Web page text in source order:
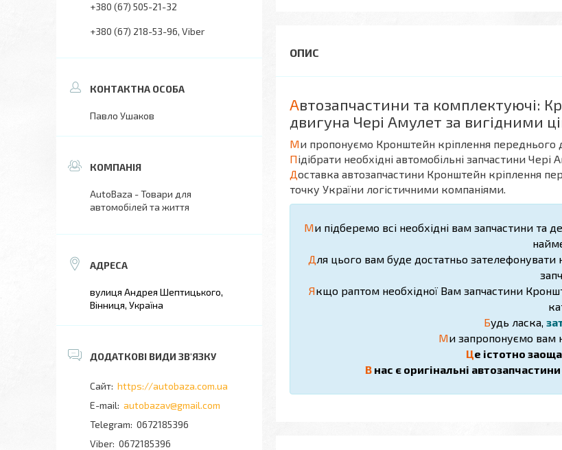
Автозапчастини та комплектуючі:
двигуна Чері Амулет за вигідними
Ми пропонуємо Кронштейн кріплення переднього
Підібрати необхідні автомобільні запчастини
Доставка автозапчастини Кронштейн кріплення
точку України логістичними компаніями.
Ми підберемо всі необхідні вам запчастини та
Для цього вам буде достатньо зателефонувати
Якщо раптом необхідної Вам запчастини
Будь ласка,
Ми запропонуємо вам
Це істотно
Внас є оригінальні
+380 (67) 505-21-32
+380 (67) 218-53-96 Viber
Павло Ушаков
AutoBaza - Товари для
автомобілей та життя
вулиця Андрея Шептицького,
Вінниця, Україна
https://autobaza.com.ua
autobazav@gmail.com
0672185396
0672185396